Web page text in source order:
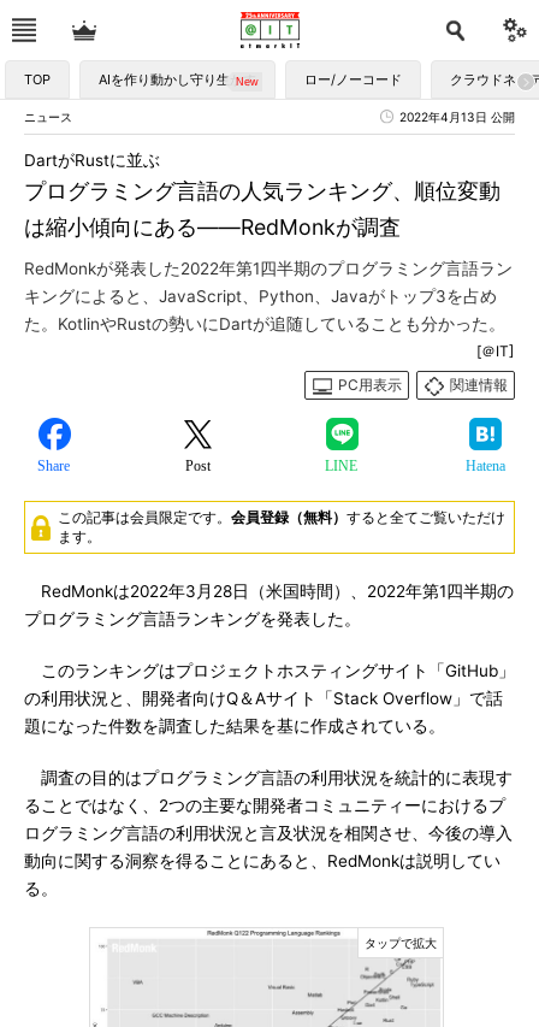
TOP AIを作り動かし守り生かす ロー/ノーコード クラウドネイ
ニュース 2022年4月13日 公開
プログラミング言語の人気ランキング、順位変動
は縮小傾向にある――RedMonkが調査
DartがRustに並ぶ
RedMonkが発表した2022年第1四半期のプログラミング言語ラン
キングによると、JavaScript、Python、Javaがトップ3を占め
た。KotlinやRustの勢いにDartが追随していることも分かった。
[＠IT]
PC用表示
関連情報
Share Post LINE Hatena
この記事は会員限定です。 会員登録（無料） すると全てご覧いただけ
ます。
RedMonkは2022年3月28日（米国時間）、2022年第1四半期の
プログラミング言語ランキングを発表した。
このランキングはプロジェクトホスティングサイト「GitHub」
の利用状況と、開発者向けQ＆Aサイト「Stack Overflow」で話
題になった件数を調査した結果を基に作成されている。
調査の目的はプログラミング言語の利用状況を統計的に表現す
ることではなく、2つの主要な開発者コミュニティーにおけるプ
ログラミング言語の利用状況と言及状況を相関させ、今後の導入
動向に関する洞察を得ることにあると、RedMonkは説明してい
る。